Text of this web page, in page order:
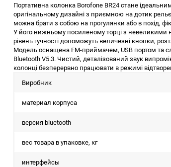
Портативна колонка Borofone BR24 стане
оригінальному дизайні з приємною на дотик
можна брати з собою на прогулянки або в похід,
У його нижньому посиленому торці з невеликими
рівень гучності допоможуть величезні кнопки,
Модель оснащена FM-приймачем, USB портом та
Bluetooth V5.3. Чистий, деталізований звук
колонці безперервно працювати в режимі
Виробник
материал корпуса
версия bluetooth
вес товара в упаковке, кг
интерфейсы